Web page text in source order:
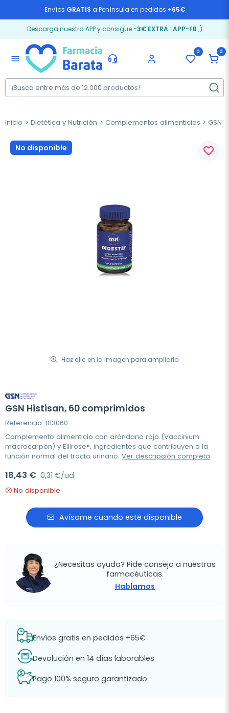
Envíos GRATIS a Península en pedidos +65€
Descarga nuestra APP y consigue -3€ EXTRA: APP-FB ;)
menu
0 0
Inicio Dietética y Nutrición Complementos alimenticios GSN
No disponible
Haz clic en la imagen para ampliarla
favorite_border
GSN Histisan, 60 comprimidos
Referencia: 013060
Complemento alimenticio con arándano rojo (Vaccinium
macrocarpon) y Ellirose®, ingredientes que contribuyen a la
función normal del tracto urinario. Ver descripción completa
18,43 € 0,31 €/ud
No disponible
Avísame cuando esté disponible
¿Necesitas ayuda? Pide consejo a nuestras
farmacéuticas.
Hablamos
Envíos gratis en pedidos +65€
Devolución en 14 días laborables
Pago 100% seguro garantizado